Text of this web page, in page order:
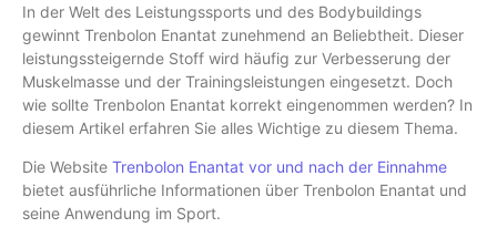
In der Welt des Leistungssports und des Bodybuildings
gewinnt Trenbolon Enantat zunehmend an Beliebtheit. Dieser
leistungssteigernde Stoff wird häufig zur Verbesserung der
Muskelmasse und der Trainingsleistungen eingesetzt. Doch
wie sollte Trenbolon Enantat korrekt eingenommen werden? In
diesem Artikel erfahren Sie alles Wichtige zu diesem Thema.
Die Website Trenbolon Enantat vor und nach der Einnahme
bietet ausführliche Informationen über Trenbolon Enantat und
seine Anwendung im Sport.